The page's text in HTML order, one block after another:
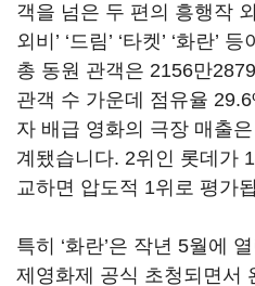
객을 넘은 두 편의 흥행작
외비 ’ ‘드림’ ‘타켓’ ‘화란’ 등
총 동원 관객은 2156만2879
관객 수 가운데 점유율
자 배급 영화의 극장 매출은
계됐습니다. 2위인 롯데가
교하면 압도적 1위로 평가
특히 ‘화란’은 작년 5월에 열
제영화제 공식 초청되면서